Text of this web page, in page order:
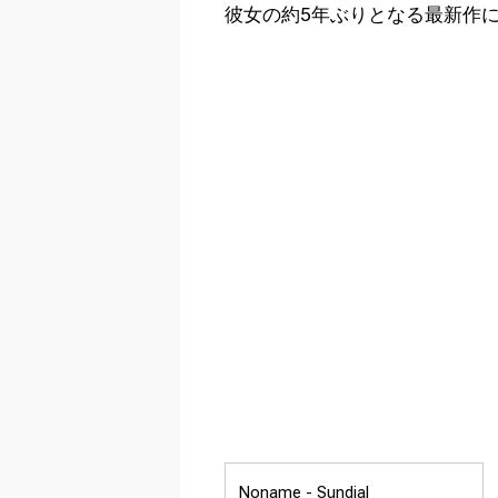
彼女の約5年ぶりとなる最新作
Noname -Sundial